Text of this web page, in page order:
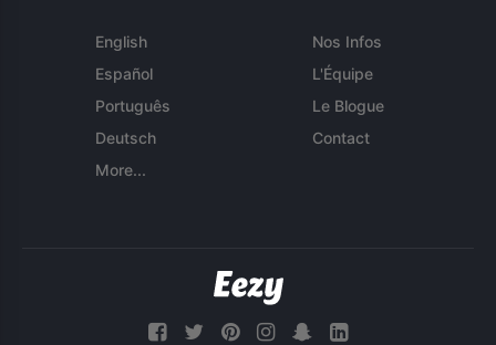
English
Español
Português
Deutsch
More...
Nos Infos
L'Équipe
Le Blogue
Contact